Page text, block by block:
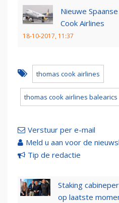
Nieuwe
Cook Airlines
18-10-2017, 11:37
thomas cook airlines
thomas cook airlines balearics
Verstuur per e-mail
Meld u aan voor de
Tip de redactie
Staking
op laatste